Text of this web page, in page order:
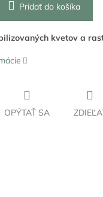
Pridať do košíka
kvetov a
OPÝTAŤ SA